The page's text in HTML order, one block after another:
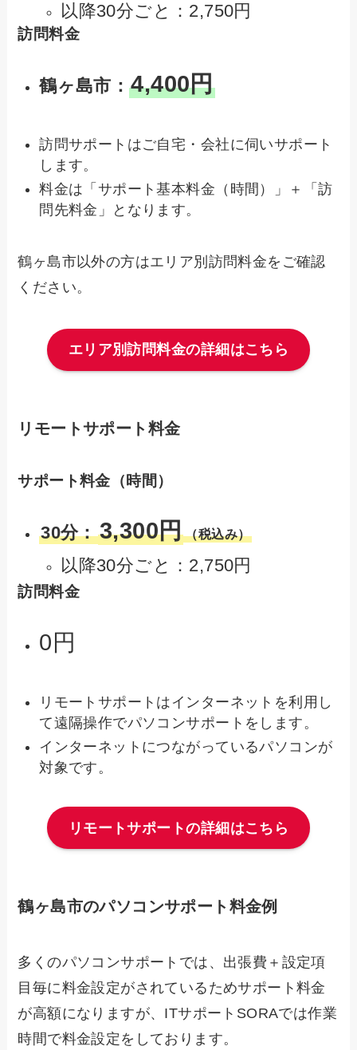
以降30分ごと：2,750円
訪問料金
鶴ヶ島市：4,400円
訪問サポートはご自宅・会社に伺いサポート
します。
料金は「サポート基本料金（時間）」＋「訪
問先料金」となります。
鶴ヶ島市以外の方はエリア別訪問料金をご確認
ください。
エリア別訪問料金の詳細はこちら
リモートサポート料金
サポート料金（時間）
30分：3,300円 （税込み）
以降30分ごと：2,750円
訪問料金
0円
リモートサポートはインターネットを利用し
て遠隔操作でパソコンサポートをします。
インターネットにつながっているパソコンが
対象です。
リモートサポートの詳細はこちら
鶴ヶ島市のパソコンサポート料金例
多くのパソコンサポートでは、出張費＋設定項
目毎に料金設定がされているためサポート料金
が高額になりますが、ITサポートSORAでは作業
時間で料金設定をしております。